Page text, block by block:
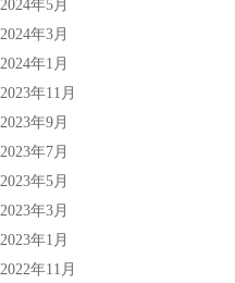
2024年5月
2024年3月
2024年1月
2023年11月
2023年9月
2023年7月
2023年5月
2023年3月
2023年1月
2022年11月